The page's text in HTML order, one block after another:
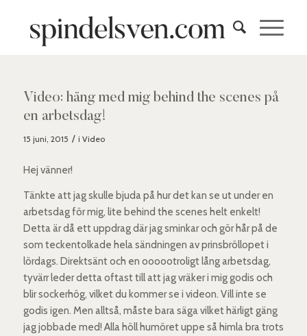
Video: häng med mig behind the scenes på
en arbetsdag!
15 juni, 2015 / i Video
Hej vänner!
Tänkte att jag skulle bjuda på hur det kan se ut under en
arbetsdag för mig, lite behind the scenes helt enkelt!
Detta är då ett uppdrag där jag sminkar och gör hår på de
som teckentolkade hela sändningen av prinsbröllopet i
lördags. Direktsänt och en oooootroligt lång arbetsdag,
tyvärr leder detta oftast till att jag vräker i mig godis och
blir sockerhög, vilket du kommer se i videon. Vill inte se
godis igen. Men alltså, måste bara säga vilket härligt gäng
jag jobbade med! Alla höll humöret uppe så himla bra trots